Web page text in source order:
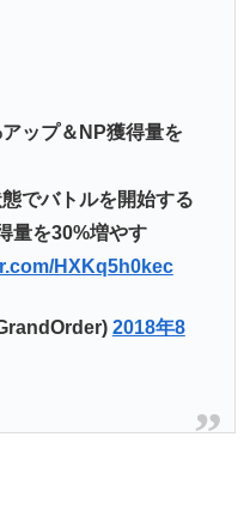
ップ＆NP獲得量を
でバトルを開始する
量を30%増やす
HXKq5h0kec
2018年8